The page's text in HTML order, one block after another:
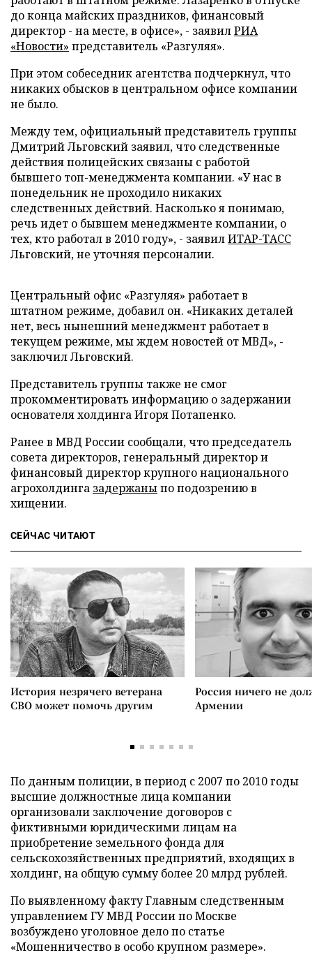
до конца майских праздников, финансовый
директор - на месте, в офисе», - заявилРИА
«Новости» представитель «Разгуляя».
При этом собеседник агентства подчеркнул, что
никаких обысков в центральном офисе компании
не было.
Между тем, официальный представитель группы
Дмитрий Льговский заявил, что следственные
действия полицейских связаны с работой
бывшего топ-менеджмента компании. «У нас в
понедельник не проходило никаких
следственных действий. Насколько я понимаю,
речь идет о бывшем менеджменте компании, о
тех, кто работал в 2010 году», - заявилИТАР-ТАСС
Льговский, не уточняя персоналии.
Центральный офис «Разгуляя» работает в
штатном режиме, добавил он. «Никаких деталей
нет, весь нынешний менеджмент работает в
текущем режиме, мы ждем новостей от МВД», -
заключил Льговский.
Представитель группы также не смог
прокомментировать информацию о задержании
основателя холдинга Игоря Потапенко.
Ранее в МВД России сообщали, что председатель
совета директоров, генеральный директор и
финансовый директор крупного национального
агрохолдинга задержаныпо подозрению в
хищении.
СЕЙЧАС ЧИТАЮТ
История незрячего ветерана
СВО может помочь другим
Россия ничего не
Армении
По данным полиции, в период с 2007 по 2010 годы
высшие должностные лица компании
организовали заключение договоров с
фиктивными юридическими лицам на
приобретение земельного фонда для
сельскохозяйственных предприятий, входящих в
холдинг, на общую сумму более 20 млрд рублей.
По выявленному факту Главным следственным
управлением ГУ МВД России по Москве
возбуждено уголовное дело по статье
«Мошенничество в особо крупном размере».